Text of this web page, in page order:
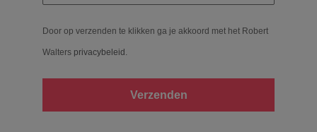
Door op verzenden te klikken ga je akkoord met het Robert
Walters privacybeleid .
Verzenden